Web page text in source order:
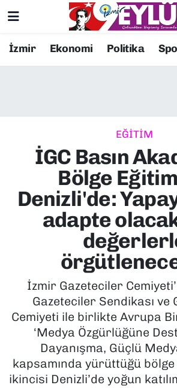
İzmir Ekonomi Politika
EĞİTİM
İGC Basın
Bölge
Denizli'de:
adapte
İzmir Gazeteciler
Gazeteciler Sendikası ve
Cemiyeti ile birlikte Avrupa
‘Medya Özgürlüğüne
Dayanışma, Güçlü
kapsamında yürüttüğü
ikincisi Denizli’de yoğun
Resmi İlanlar
EKONOMİ
KÜLTÜR SANAT
MAGAZİN
POLİTİKA
SAĞLIK
SPOR
TEKNOLOJİ
YAŞAM
Konak Nöbetçi Eczaneler
Süper Lig Puan Durumu ve
Tüm Manşetler
Son Dakika Haberleri
Haber Arşivi